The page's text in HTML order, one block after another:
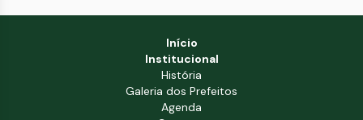
Início
Institucional
História
Galeria dos Prefeitos
Agenda